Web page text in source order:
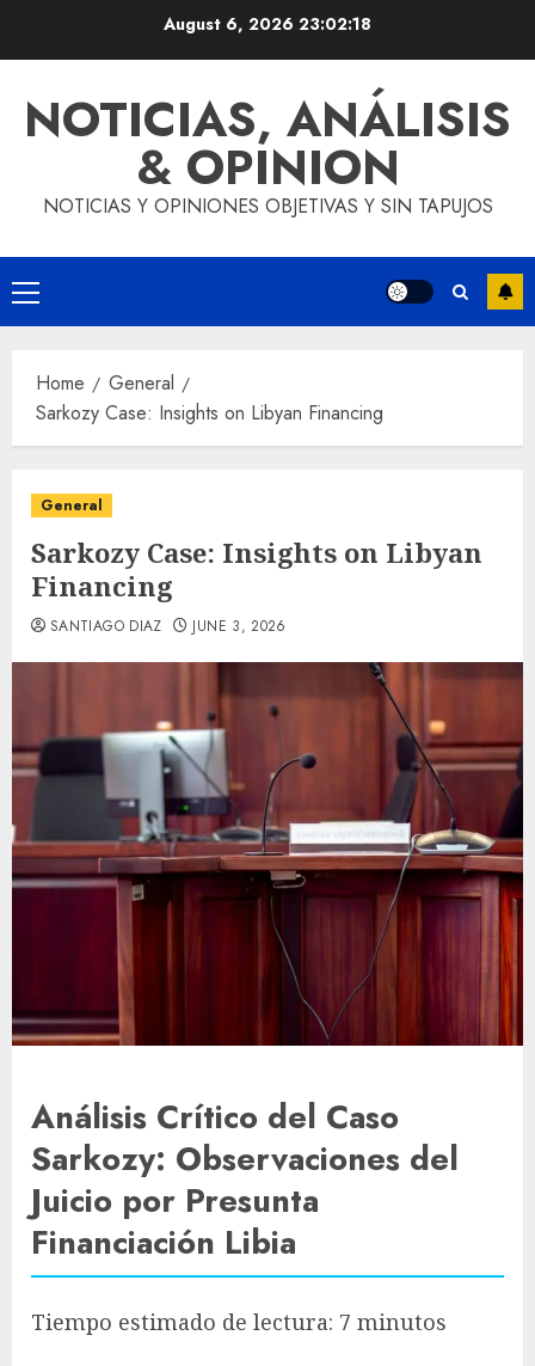
August 6, 2026 23:02:19
NOTICIAS, ANÁLISIS
& OPINION
NOTICIAS Y OPINIONES OBJETIVAS Y SIN TAPUJOS
Primary
Menu
Home
General
Sarkozy Case: Insights on Libyan Financing
General
Sarkozy Case: Insights on Libyan
Financing
SANTIAGO DIAZ JUNE 3, 2026
Análisis Crítico del Caso
Sarkozy: Observaciones del
Juicio por Presunta
Financiación Libia
Tiempo estimado de lectura: 7 minutos